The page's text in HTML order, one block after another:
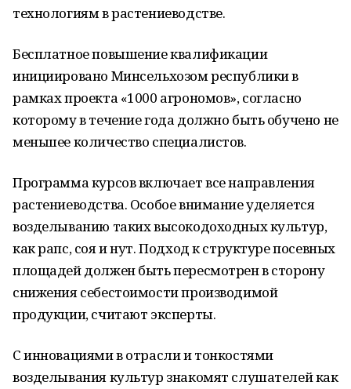
технологиям в растениеводстве.
Бесплатное повышение квалификации
инициировано Минсельхозом республики в
рамках проекта «1000 агрономов», согласно
которому в течение года должно быть обучено не
меньшее количество специалистов.
Программа курсов включает все направления
растениеводства. Особое внимание уделяется
возделыванию таких высокодоходных культур,
как рапс, соя и нут. Подход к структуре посевных
площадей должен быть пересмотрен в сторону
снижения себестоимости производимой
продукции, считают эксперты.
С инновациями в отрасли и тонкостями
возделывания культур знакомят слушателей как